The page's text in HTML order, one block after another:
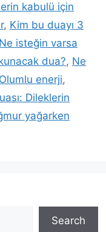
kabulü için
, Kim bu duayı 3
Ne isteğin varsa
dua?, Ne
Olumlu enerji,
Dileklerin
yağarken
Search